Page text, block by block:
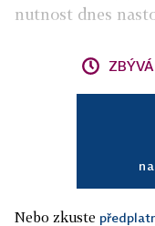
nutnost dnes
Nebo zkuste